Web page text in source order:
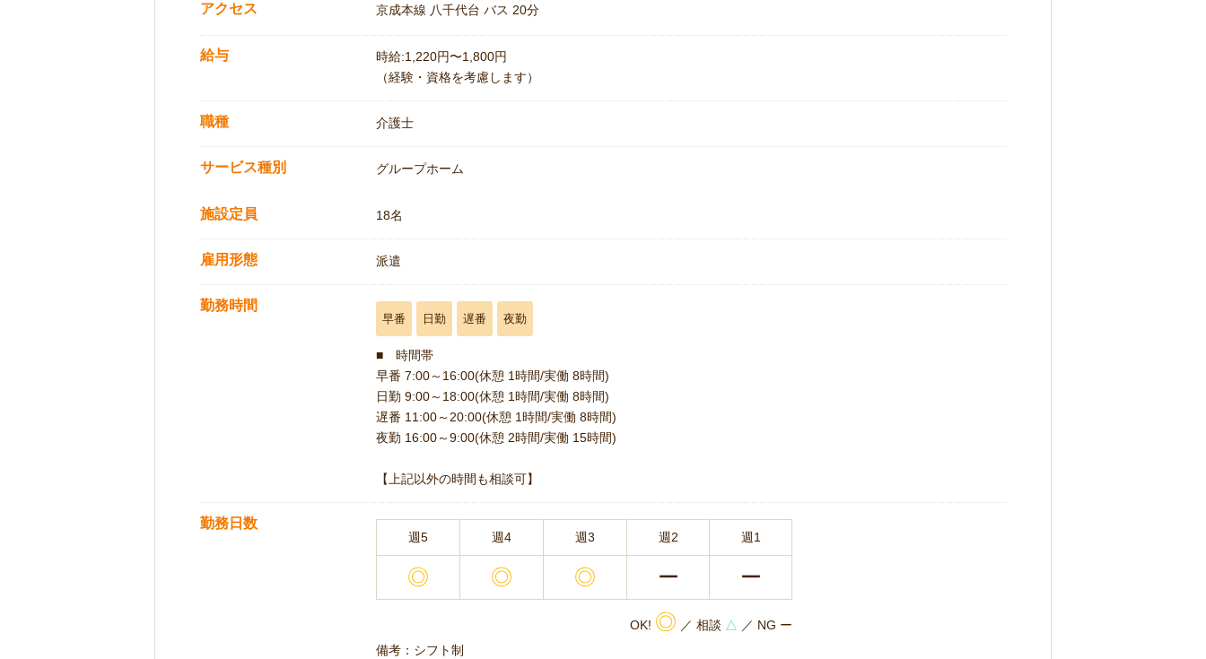
アクセス 京成本線 八千代台 バス 20分
給与
時給:1,220円〜1,800円
（経験・資格を考慮します）
職種 介護士
サービス種別 グループホーム
施設定員 18名
雇用形態 派遣
勤務時間
早番 日勤 遅番 夜勤
■ 時間帯
早番 7:00～16:00(休憩 1時間/実働 8時間)
日勤 9:00～18:00(休憩 1時間/実働 8時間)
遅番 11:00～20:00(休憩 1時間/実働 8時間)
夜勤 16:00～9:00(休憩 2時間/実働 15時間)
【上記以外の時間も相談可】
勤務日数
週5 週4 週3 週2 週1
◎ ◎ ◎ ー ー
OK! ◎ ／ 相談 △ ／ NG ー
備考：シフト制